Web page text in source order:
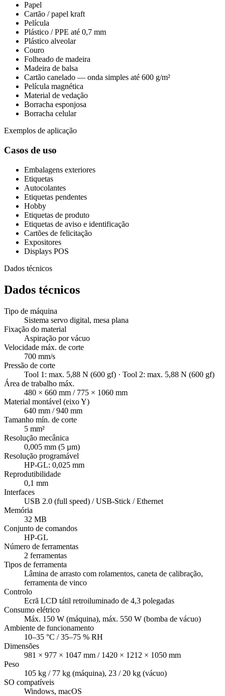
Papel
Cartão / papel kraft
Película
Plástico / PPE até 0,7 mm
Plástico alveolar
Couro
Folheado de madeira
Madeira de balsa
Cartão canelado — onda simples até 600 g/m²
Película magnética
Material de vedação
Borracha esponjosa
Borracha celular
Exemplos de aplicação
Casos de uso
Embalagens exteriores
Etiquetas
Autocolantes
Etiquetas pendentes
Hobby
Etiquetas de produto
Etiquetas de aviso e identificação
Cartões de felicitação
Expositores
Displays POS
Dados técnicos
Dados técnicos
Tipo de máquina
Sistema servo digital, mesa plana
Fixação do material
Aspiração por vácuo
Velocidade máx. de corte
700 mm/s
Pressão de corte
Tool 1: max. 5,88 N (600 gf) · Tool 2: max. 5,88 N (600 gf)
Área de trabalho máx.
480 × 660 mm / 775 × 1060 mm
Material montável (eixo Y)
640 mm / 940 mm
Tamanho mín. de corte
5 mm²
Resolução mecânica
0,005 mm (5 µm)
Resolução programável
HP-GL: 0,025 mm
Reprodutibilidade
0,1 mm
Interfaces
USB 2.0 (full speed) / USB-Stick / Ethernet
Memória
32 MB
Conjunto de comandos
HP-GL
Número de ferramentas
2 ferramentas
Tipos de ferramenta
Lâmina de arrasto com rolamentos, caneta de calibração,
ferramenta de vinco
Controlo
Ecrã LCD tátil retroiluminado de 4,3 polegadas
Consumo elétrico
Máx. 150 W (máquina), máx. 550 W (bomba de vácuo)
Ambiente de funcionamento
10–35 °C / 35–75 % RH
Dimensões
981 × 977 × 1047 mm / 1420 × 1212 × 1050 mm
Peso
105 kg / 77 kg (máquina), 23 / 20 kg (vácuo)
SO compatíveis
Windows, macOS